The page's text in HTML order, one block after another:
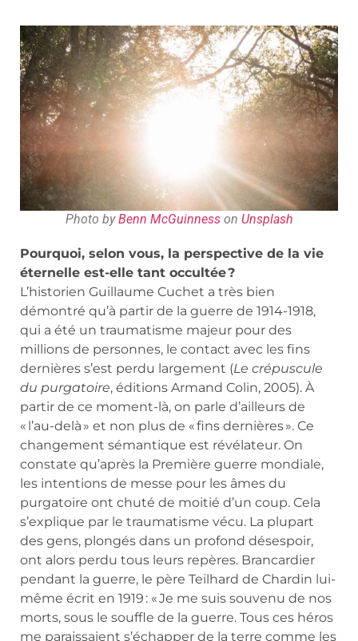
Photo byBenn McGuinnesson Unsplash
Pourquoi, selon vous, la perspective de la vie
éternelle est-elle tant occultée ?
L’historien Guillaume Cuchet a très bien
démontré qu’à partir de la guerre de 1914-1918,
qui a été un traumatisme majeur pour des
millions de personnes, le contact avec les fins
dernières s’est perdu largement (Le crépuscule
du purgatoire, éditions Armand Colin, 2005). À
partir de ce moment-là, on parle d’ailleurs de
« l’au-delà » et non plus de « fins dernières ». Ce
changement sémantique est révélateur. On
constate qu’après la Première guerre mondiale,
les intentions de messe pour les âmes du
purgatoire ont chuté de moitié d’un coup. Cela
s’explique par le traumatisme vécu. La plupart
des gens, plongés dans un profond désespoir,
ont alors perdu tous leurs repères. Brancardier
pendant la guerre, le père Teilhard de Chardin lui-
même écrit en 1919 : « Je me suis souvenu de nos
morts, sous le souffle de la guerre. Tous ces héros
me paraissaient s’échapper de la terre comme les